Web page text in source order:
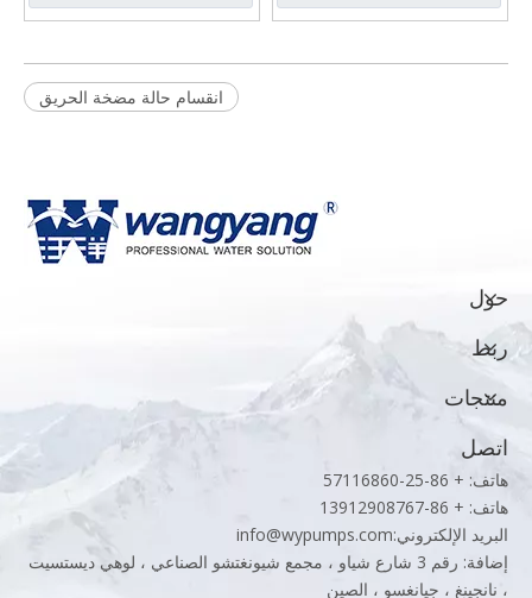
انقسام حالة مضخة الحريق
حول
ربط
منتجات
اتصل
هاتف: + 86-25-57116860
هاتف: + 86-13912908767
البريد الإلكتروني:info@wypumps.com
إضافة: رقم 3 شارع شياو ، مجمع شيونغتشو الصناعي ، لوهي ديستسيت
، نانجينغ ، جيانغسو ، الصين